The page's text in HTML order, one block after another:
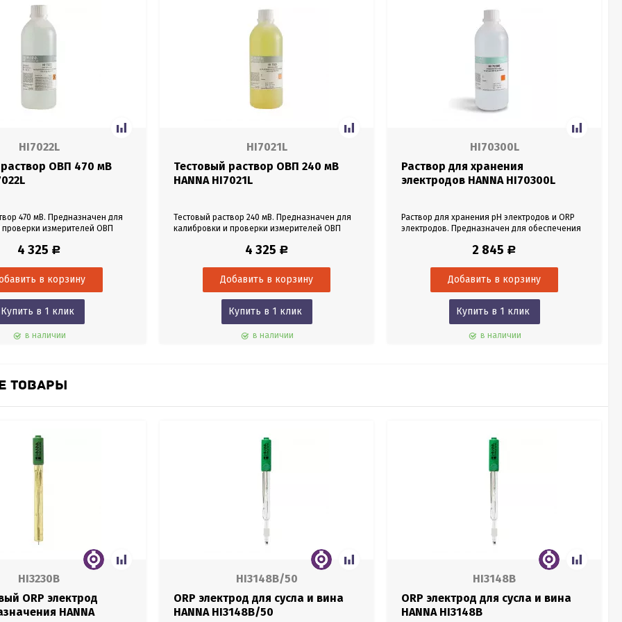
HI7022L
ОВП 470 мВ
470 мВ. Предназначен для
проверки измерителей ОВП
Объем 500 мл.
4 325 Р
Купить в 1 клик
в наличии
HI7021L
Тестовый раствор ОВП 240 мВ
HANNA HI7021L
Тестовый раствор 240 мВ. Предназначен для
калибровки и проверки измерителей ОВП
потенциала). Объем 500 мл.
4 325 Р
Купить в 1 клик
в наличии
HI70300L
Раствор для хранения
электродов HANNA HI70300L
Раствор для хранения pH электродов и ORP
электродов. Предназначен для обеспечения
2 845 Р
Купить в 1 клик
в наличии
ТОВАРЫ
HI3230B
ORP электрод
HANNA
HI3148B/50
ORP электрод для сусла и вина
HANNA HI3148B/50
HI3148B
ORP электрод для сусла и вина
HANNA HI3148B